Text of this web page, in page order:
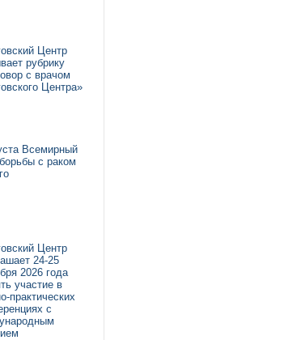
Центр
рубрику
с врачом
Центра»
Всемирный
с раком
Центр
24-25
2026 года
участие в
практических
с